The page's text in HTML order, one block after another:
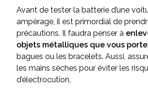
Avant de tester la batterie d’une
ampérage, il est primordial de
précautions. Il faudra penser à
objets métalliques que vous
bagues ou les bracelets. Aussi,
les mains sèches pour éviter les
d’électrocution.